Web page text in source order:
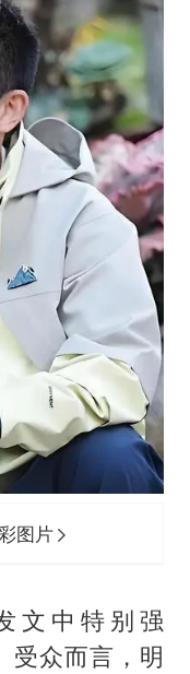
图片
文中特别强
受众而言，明